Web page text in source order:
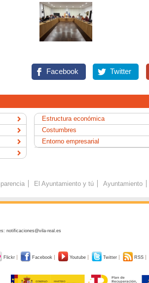
Facebook Twitter
Estructura económica
Costumbres
Entorno empresarial
El Ayuntamiento y tú Ayuntamiento
notificaciones@vila-real.es
Flickr Facebook Youtube Twitter RSS